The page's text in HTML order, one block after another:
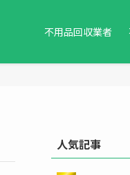
不用品回収業者
人気記事